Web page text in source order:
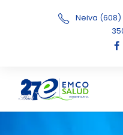
Neiva